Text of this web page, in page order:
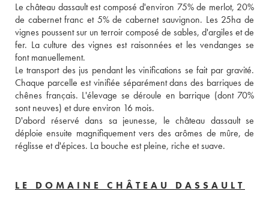
Le château dassault est composé d'environ 75% de merlot, 20%
de cabernet franc et 5% de cabernet sauvignon. Les 25ha de
vignes poussent sur un terroir composé de sables, d'argiles et de
fer. La culture des vignes est raisonnées et les vendanges se
font manuellement.
Le transport des jus pendant les vinifications se fait par gravité.
Chaque parcelle est vinifiée séparément dans des barriques de
chênes français. L'élevage se déroule en barrique (dont 70%
sont neuves) et dure environ 16 mois.
D'abord réservé dans sa jeunesse, le château dassault se
déploie ensuite magnifiquement vers des arômes de mûre, de
LE DOMAINE CHÂTEAU DASSAULT